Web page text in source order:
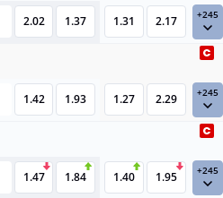
2.02 1.37 1.31 2.17 +245
1.42 1.93 1.27 2.29 +245
1.47 1.84 1.40 1.95 +245